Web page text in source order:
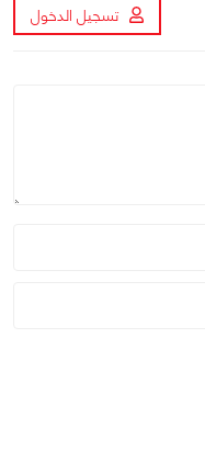
تسجيل الدخول